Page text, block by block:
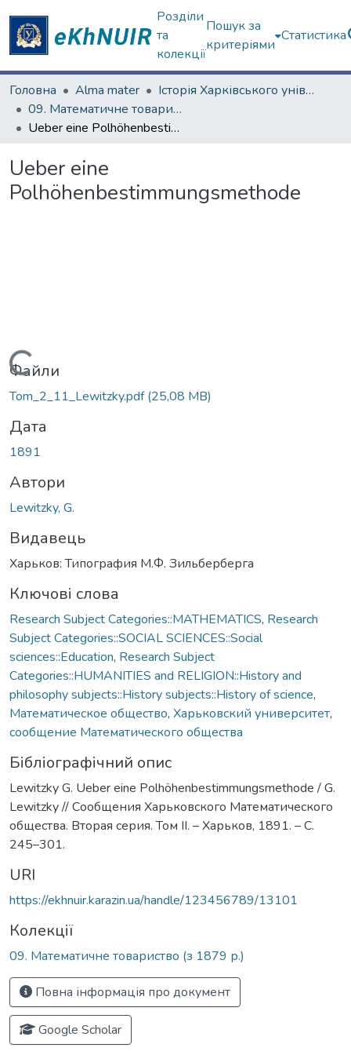
Розділи
та
колекції
Пошук за
критеріями
Статистика
Головна Alma mater
Історія Харківського університету
09. Математичне товариство (з 1879 р.)
Uеber eine Polhöhenbestimmungsmethode
Uеber eine
Polhöhenbestimmungsmethode
Вантажиться...
Файли
Tom_2_11_Lewitzky.pdf(25,08 MB)
Дата
1891
Автори
Lewitzky, G.
Видавець
Харьков: Типография М.Ф. Зильберберга
Ключові слова
Research Subject Categories::MATHEMATICS, Research
Subject Categories::SOCIAL SCIENCES::Social
sciences::Education, Research Subject
Categories::HUMANITIES and RELIGION::History and
philosophy subjects::History subjects::History of science,
Математическое общество, Харьковский университет,
сообщение Математического общества
Бібліографічний опис
Lewitzky G. Uеber eine Polhöhenbestimmungsmethode / G.
Lewitzky // Сообщения Харьковского Математического
общества. Вторая серия. Том ІI. – Харьков, 1891. – С.
245–301.
URI
https://ekhnuir.karazin.ua/handle/123456789/13101
Колекції
09. Математичне товариство (з 1879 р.)
Повна інформація про документ
Google Scholar